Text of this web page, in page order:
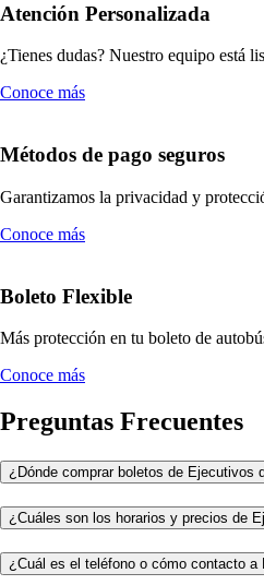
Atención Personalizada
¿Tienes dudas? Nuestro equipo está
Conoce más
Métodos de pago seguros
Garantizamos la privacidad y
Conoce más
Boleto Flexible
Más protección en tu boleto de
Conoce más
Preguntas Frecuentes
¿Dónde comprar boletos de Ejecutivos
¿Cuáles son los horarios y precios de
¿Cuál es el teléfono o cómo contacto